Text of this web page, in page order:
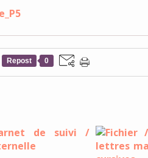
Repost 0